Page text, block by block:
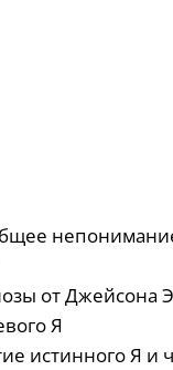
от Джейсона
Я
истинного Я и